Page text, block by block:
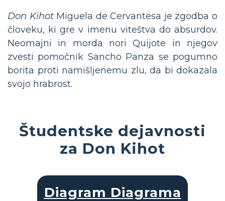
Don KihotMiguela de Cervantesa je zgodba o
človeku, ki gre v imenu viteštva do absurdov.
Neomajni in morda nori Quijote in njegov
zvesti pomočnik Sancho Panza se pogumno
borita proti namišljenemu zlu, da bi dokazala
svojo hrabrost.
Študentske dejavnosti
za Don Kihot
Diagram Diagrama